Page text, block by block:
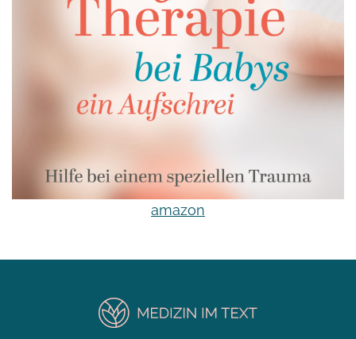
amazon